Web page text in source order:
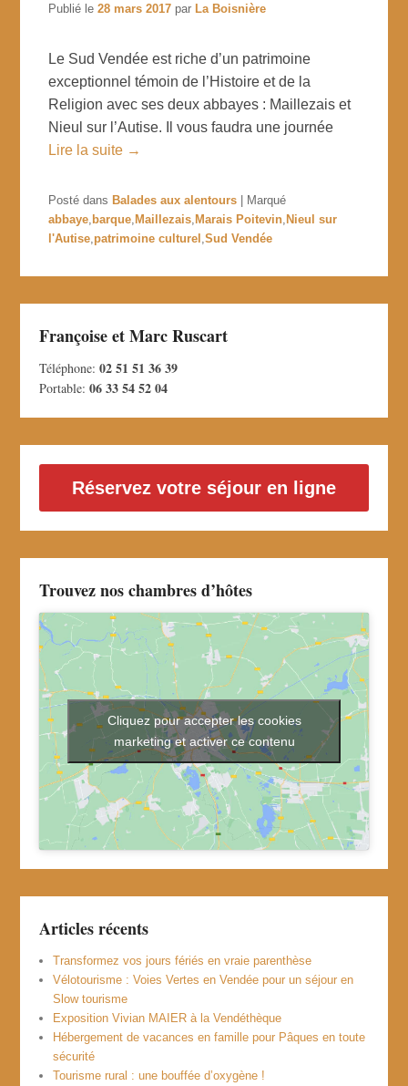
Publié le28 mars 2017 par La Boisnière
Le Sud Vendée est riche d’un patrimoine
exceptionnel témoin de l’Histoire et de la
Religion avec ses deux abbayes : Maillezais et
Nieul sur l’Autise. Il vous faudra une journée
Lire la suite →
Posté dans Balades aux alentours
Marqué
abbaye barque Maillezais Marais Poitevin Nieul sur
l'Autise patrimoine culturel ,Sud Vendée
Françoise et Marc Ruscart
Téléphone:02 51 51 36 39
Portable:06 33 54 52 04
Réservez votre séjour en ligne
Trouvez nos chambres d’hôtes
Cliquez pour accepter les cookies
marketing et activer ce contenu
Articles récents
Transformez vos jours fériés en vraie parenthèse
Vélotourisme : Voies Vertes en Vendée pour un séjour en
Slow tourisme
Exposition Vivian MAIER à la Vendéthèque
Hébergement de vacances en famille pour Pâques en toute
sécurité
Tourisme rural : une bouffée d’oxygène !